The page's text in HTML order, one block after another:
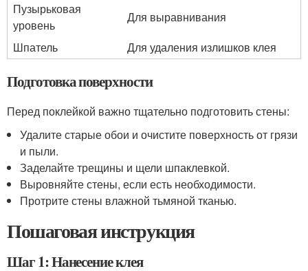
Пузырьковая
уровень
Для выравнивания
Шпатель
Для удаления излишков клея
Подготовка поверхности
Перед поклейкой важно тщательно подготовить стены:
Удалите старые обои и очистите поверхность от грязи
и пыли.
Заделайте трещины и щели шпаклевкой.
Выровняйте стены, если есть необходимости.
Протрите стены влажной тьмяной тканью.
Пошаговая инструкция
Шаг 1: Нанесение клея